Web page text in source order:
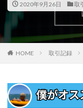
2020年9月26日 取
HOME 取引記録